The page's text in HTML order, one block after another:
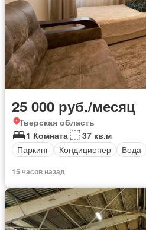
25 000 руб./месяц
Тверская область
1 Комната
37 кв.м
Паркинг
Кондиционер Вода
15 часов назад